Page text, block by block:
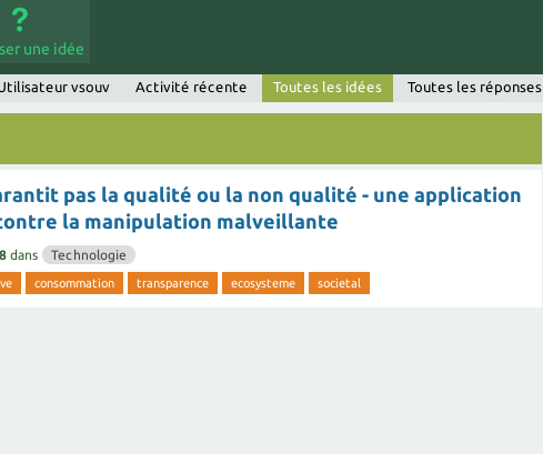
une idée
vsouv Activité récente Toutes les idées Toutes les réponses
pas la qualité ou la non qualité - une application
la manipulation malveillante
dans Technologie
consommation transparence ecosysteme societal